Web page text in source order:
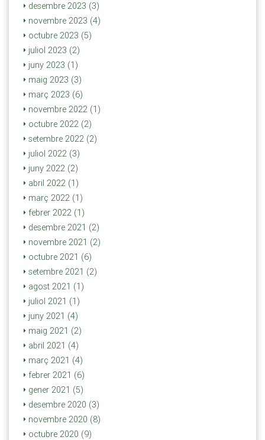
desembre 2023 (3)
novembre 2023 (4)
octubre 2023 (5)
juliol 2023 (2)
juny 2023 (1)
maig 2023 (3)
març 2023 (6)
novembre 2022 (1)
octubre 2022 (2)
setembre 2022 (2)
juliol 2022 (3)
juny 2022 (2)
abril 2022 (1)
març 2022 (1)
febrer 2022 (1)
desembre 2021 (2)
novembre 2021 (2)
octubre 2021 (6)
setembre 2021 (2)
agost 2021 (1)
juliol 2021 (1)
juny 2021 (4)
maig 2021 (2)
abril 2021 (4)
març 2021 (4)
febrer 2021 (6)
gener 2021 (5)
desembre 2020 (3)
novembre 2020 (8)
octubre 2020 (9)